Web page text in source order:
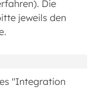
Die
jeweils den
"Integration